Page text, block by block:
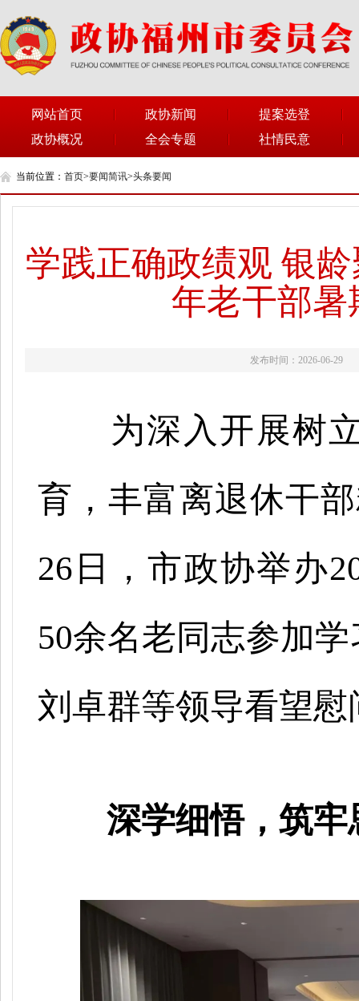
网站首页 政协新闻
提案选登
政协概况
全会专题 社情民意
当前位置： 首页>要闻简讯>头条要闻
学践正确政绩观 银
年老干部
发布时间：2026-06-29
为深入开展树
育，丰富离退休干
26日，市政协举办
50余名老同志参加
刘卓群等领导看望
深学细悟，筑牢